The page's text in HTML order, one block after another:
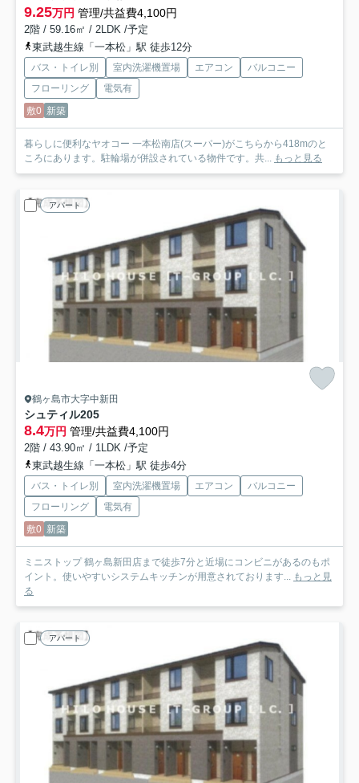
9.25万円 管理/共益費4,100円
2階 / 59.16㎡ / 2LDK /予定
東武越生線「一本松」駅 徒歩12分
バス・トイレ別 室内洗濯機置場 エアコン
バルコニー
フローリング
電気有
敷0 新築
暮らしに便利なヤオコー 一本松南店(スーパー)がこちらから418mのと
ころにあります。駐輪場が併設されている物件です。共... もっと見る
アパート
鶴ヶ島市大字中新田
シュティル205
8.4万円 管理/共益費4,100円
2階 / 43.90㎡ / 1LDK /予定
東武越生線「一本松」駅 徒歩4分
バス・トイレ別 室内洗濯機置場 エアコン
バルコニー
フローリング
電気有
敷0 新築
ミニストップ 鶴ヶ島新田店まで徒歩7分と近場にコンビニがあるのもポ
イント。使いやすいシステムキッチンが用意されております... もっと見
る
アパート